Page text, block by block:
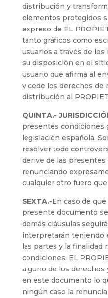
distribución y
elementos protegidos
expreso de EL
tanto gráficos como
usuarios a través de
su disposición en el
usuario que afirma al
y cede los derechos de
distribución al
QUINTA.-
presentes condiciones
legislación española.
resolver toda
derive de las presentes
renunciando
cualquier otro fuero
SEXTA.-En caso de
presente documento
demás cláusulas
interpretarán teniendo
las partes y la finalidad
condiciones. EL
alguno de los derechos
en este documento lo
ningún caso la